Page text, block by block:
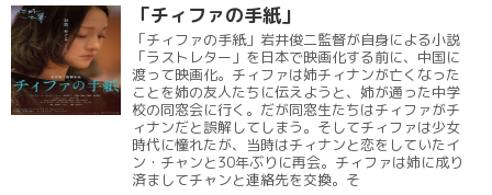
「チィファの手紙」
「チィファの手紙」岩井俊二監督が自身による小説
「ラストレター」を日本で映画化する前に、中国に
渡って映画化。チィファは姉チィナンが亡くなった
ことを姉の友人たちに伝えようと、姉が通った中学
校の同窓会に行く。だが同窓生たちはチィファがチ
ィナンだと誤解してしまう。そしてチィファは少女
時代に憧れたが、当時はチィナンと恋をしていたイ
ン・チャンと30年ぶりに再会。チィファは姉に成り
済ましてチャンと連絡先を交換。そ